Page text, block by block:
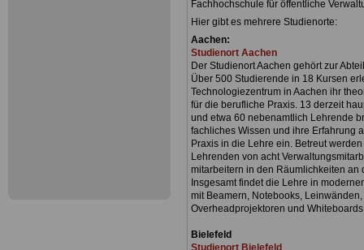
Fachhochschule für öffentliche
Hier gibt es mehrere Studienorte:
Aachen:
Studienort Aachen
Der Studienort Aachen gehört zur
Über 500 Studierende in 18 Kursen
Technologiezentrum in Aachen ihr
für die berufliche Praxis. 13 derzeit
und etwa 60 nebenamtlich Lehrende
fachliches Wissen und ihre Erfahrung
Praxis in die Lehre ein. Betreut
Lehrenden von acht
mitarbeitern in den Räumlichkeiten an
Insgesamt findet die Lehre in
mit Beamern, Notebooks, Leinwänden,
Overheadprojektoren und
Bielefeld